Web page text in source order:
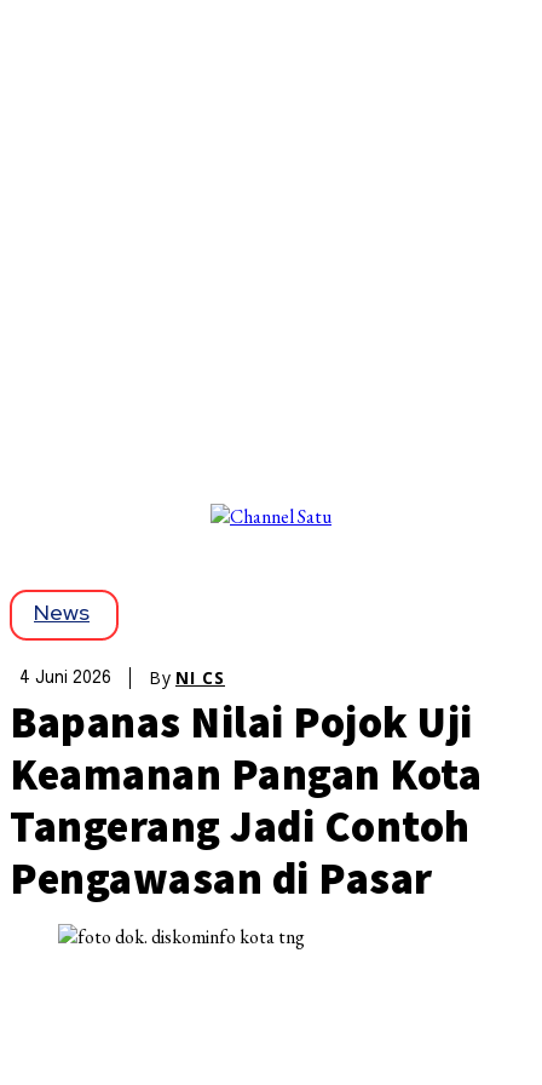
News
4 Juni 2026 By NI CS
Bapanas Nilai Pojok Uji
Keamanan Pangan Kota
Tangerang Jadi Contoh
Pengawasan di Pasar